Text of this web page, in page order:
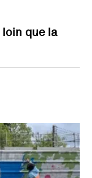
que la